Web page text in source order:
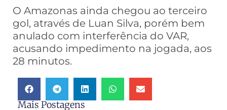
O Amazonas ainda chegou ao terceiro
gol, através de Luan Silva, porém bem
anulado com interferência do VAR,
acusando impedimento na jogada, aos
28 minutos.
Mais Postagens